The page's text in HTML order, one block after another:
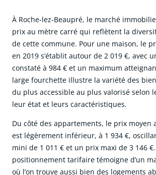
À Roche-lez-Beaupré, le marché
prix au mètre carré qui reflètent la
de cette commune. Pour une maison, le
en 2019 s’établit autour de 2 019 €, avec
constaté à 984 € et un maximum
large fourchette illustre la variété des
du plus accessible au plus valorisé selon
leur état et leurs caractéristiques.
Du côté des appartements, le prix moyen
est légèrement inférieur, à 1 934 €,
mini de 1 011 € et un prix maxi de 3 146
positionnement tarifaire témoigne d’un
où l’on trouve aussi bien des logements